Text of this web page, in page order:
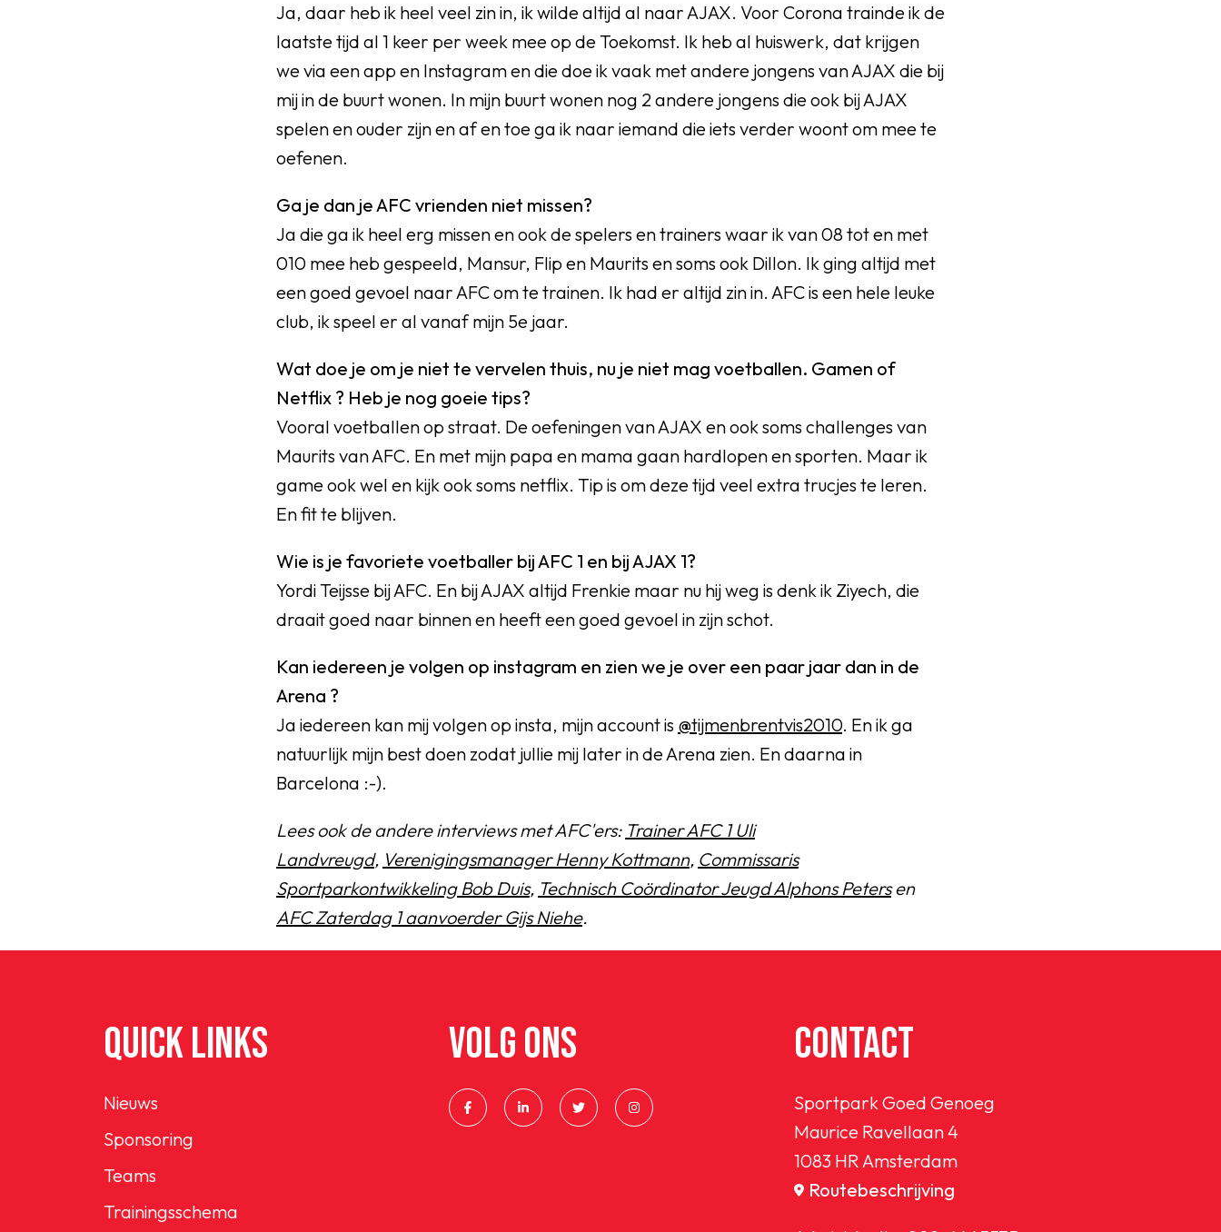
Ja, daar heb ik heel veel zin in, ik wilde altijd al naar AJAX. Voor Corona trainde ik de
laatste tijd al 1 keer per week mee op de Toekomst. Ik heb al huiswerk, dat krijgen
we via een app en Instagram en die doe ik vaak met andere jongens van AJAX die bij
mij in de buurt wonen. In mijn buurt wonen nog 2 andere jongens die ook bij AJAX
spelen en ouder zijn en af en toe ga ik naar iemand die iets verder woont om mee te
oefenen.
Ga je dan je AFC vrienden niet missen?
Ja die ga ik heel erg missen en ook de spelers en trainers waar ik van 08 tot en met
010 mee heb gespeeld, Mansur, Flip en Maurits en soms ook Dillon. Ik ging altijd met
een goed gevoel naar AFC om te trainen. Ik had er altijd zin in. AFC is een hele leuke
club, ik speel er al vanaf mijn 5e jaar.
Wat doe je om je niet te vervelen thuis, nu je niet mag voetballen. Gamen of
Netflix ? Heb je nog goeie tips?
Vooral voetballen op straat. De oefeningen van AJAX en ook soms challenges van
Maurits van AFC. En met mijn papa en mama gaan hardlopen en sporten. Maar ik
game ook wel en kijk ook soms netflix. Tip is om deze tijd veel extra trucjes te leren.
En fit te blijven.
Wie is je favoriete voetballer bij AFC 1 en bij AJAX 1?
Yordi Teijsse bij AFC. En bij AJAX altijd Frenkie maar nu hij weg is denk ik Ziyech, die
draait goed naar binnen en heeft een goed gevoel in zijn schot.
Kan iedereen je volgen op instagram en zien we je over een paar jaar dan in de
Arena ?
Ja iedereen kan mij volgen op insta, mijn account is @tijmenbrentvis2010. En ik ga
natuurlijk mijn best doen zodat jullie mij later in de Arena zien. En daarna in
Barcelona :-).
Lees ook de andere interviews met AFC'ers: Trainer AFC 1 Uli
Landvreugd, Verenigingsmanager Henny Kottmann, Commissaris
Sportparkontwikkeling Bob Duis, Technisch Coördinator Jeugd Alphons Petersen
AFC Zaterdag 1 aanvoerder Gijs Niehe.
QUICK LINKS
Nieuws
Sponsoring
Teams
Trainingsschema
VOLG ONS CONTACT
Sportpark Goed Genoeg
Maurice Ravellaan 4
1083 HR Amsterdam
Routebeschrijving